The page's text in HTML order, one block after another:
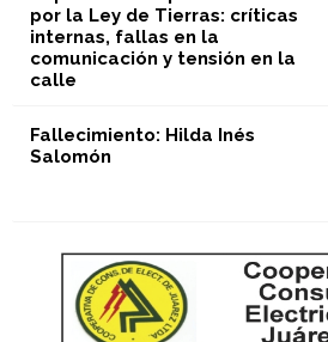
por la Ley de Tierras: críticas
internas, fallas en la
comunicación y tensión en la
calle
Fallecimiento: Hilda Inés
Salomón